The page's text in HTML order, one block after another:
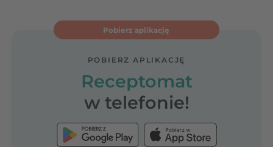
Pobierz aplikację
POBIERZ APLIKACJĘ
Receptomat
w telefonie!